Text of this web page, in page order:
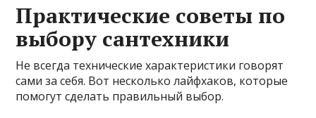
Практические советы по
выбору сантехники
Не всегда технические характеристики говорят
сами за себя. Вот несколько лайфхаков, которые
помогут сделать правильный выбор.